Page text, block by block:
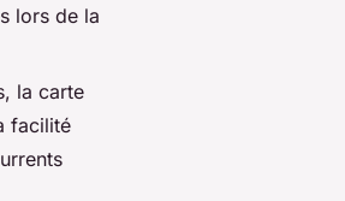
lors de la
la carte
facilité